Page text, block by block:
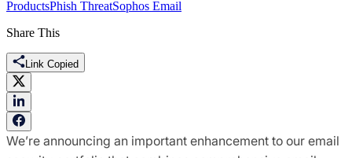
ProductsPhish ThreatSophos Email
Share This
Link Copied
We’re announcing an important enhancement to our email